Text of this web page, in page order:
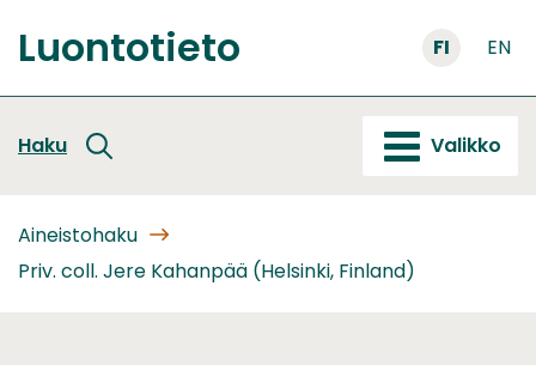
sisältöön
Etusivu
Luontotieto FI EN
Haku Valikko
Aineistohaku
Priv. coll. Jere Kahanpää (Helsinki, Finland)